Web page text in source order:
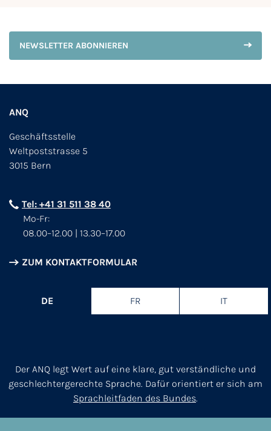
NEWSLETTER ABONNIEREN
ANQ
Geschäftsstelle
Weltpoststrasse 5
3015 Bern
Tel: +41 31 511 38 40
Mo-Fr:
08.00–12.00 | 13.30–17.00
ZUM KONTAKTFORMULAR
DE FR IT
Der ANQ legt Wert auf eine klare, gut verständliche und
geschlechtergerechte Sprache. Dafür orientiert er sich am
Sprachleitfaden des Bundes.